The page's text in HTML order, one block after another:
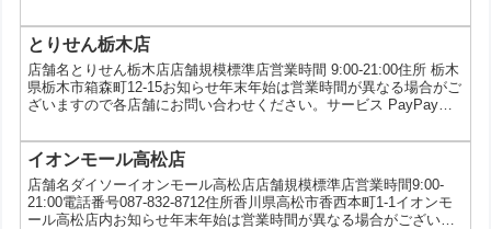
とりせん栃木店
店舗名とりせん栃木店店舗規模標準店営業時間 9:00-21:00住所 栃木
県栃木市箱森町12-15お知らせ年末年始は営業時間が異なる場合がご
ざいますので各店舗にお問い合わせください。サービス PayPay、
イオンモール高松店
店舗名ダイソーイオンモール高松店店舗規模標準店営業時間9:00-
21:00電話番号087-832-8712住所香川県高松市香西本町1-1イオンモ
ール高松店内お知らせ年末年始は営業時間が異なる場合がございま